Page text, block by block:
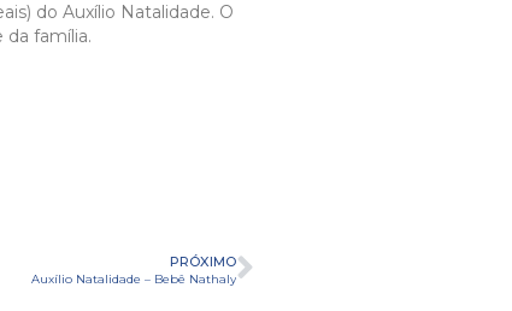
do Auxílio Natalidade. O
família.
PRÓXIMO
Auxílio Natalidade – Bebê Nathaly